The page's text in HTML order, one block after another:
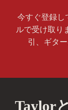
今すぐ登録し
ルで受け取り
引、ギタ
Taylor